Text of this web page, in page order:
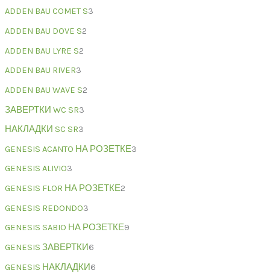
ADDEN BAU COMET S3
ADDEN BAU DOVE S2
ADDEN BAU LYRE S2
ADDEN BAU RIVER3
ADDEN BAU WAVE S2
ЗАВЕРТКИ WC SR3
НАКЛАДКИ SC SR3
GENESIS ACANTO НА РОЗЕТКЕ3
GENESIS ALIVIO3
GENESIS FLOR НА РОЗЕТКЕ2
GENESIS REDONDO3
GENESIS SABIO НА РОЗЕТКЕ9
GENESIS ЗАВЕРТКИ6
GENESIS НАКЛАДКИ6